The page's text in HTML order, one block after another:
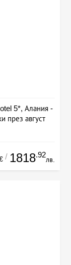
5*, Алания -
през август
/ 1818.92
лв.